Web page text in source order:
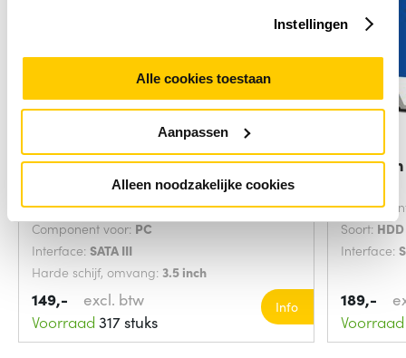
Instellingen
Alle cookies toestaan
Aanpassen
Alleen noodzakelijke cookies
Seagate Barracuda
ST2000DM008 interne
Soort:HDD
Component voor: PC
Interface: SATA III
Harde schijf, omvang: 3.5 inch
149,-
excl. btw
Voorraad 317 stuks
Info
Soort: HDD
Interface:
189,-
Voorraad